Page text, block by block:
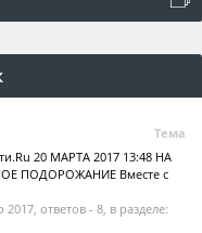
Тема
20 МАРТА 2017 13:48 НА
ПОДОРОЖАНИЕ Вместе с
2017, ответов - 8, в разделе:
оват